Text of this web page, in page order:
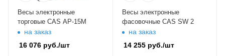
Весы электронные
торговые CAS AP-15M
на заказ
16 076 руб./шт
Весы электронные
фасовочные CAS SW 2
на заказ
14 255руб./шт